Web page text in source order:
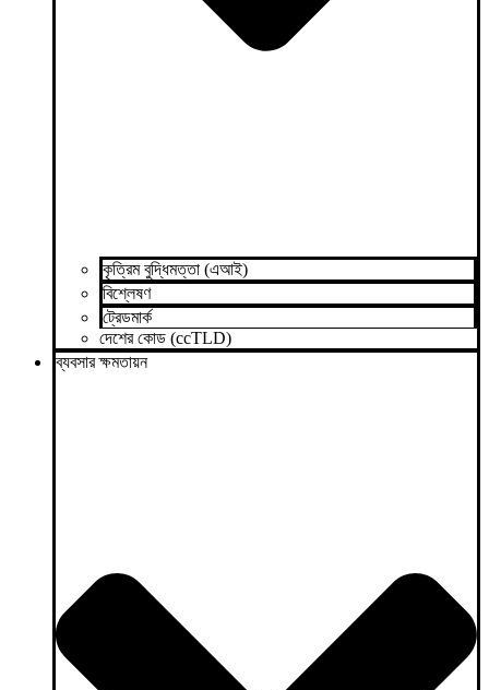
কৃত্রিম বুদ্ধিমত্তা (এআই)
বিশ্লেষণ
ট্রেডমার্ক
দেশের কোড (ccTLD)
ব্যবসার ক্ষমতায়ন